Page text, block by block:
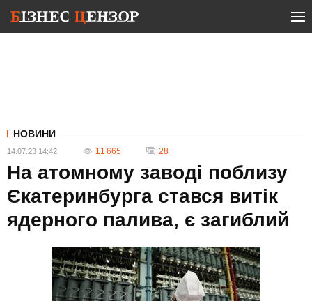
НОВИНИ
14.07.23 14:42 11 665 28
На атомному заводі поблизу
Єкатеринбурга стався витік
ядерного палива, є загиблий